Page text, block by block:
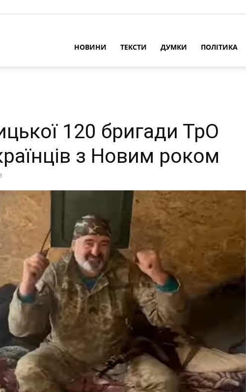
НОВИНИ ТЕКСТИ ДУМКИ ПОЛІТИКА
120 бригади ТрО
з Новим роком